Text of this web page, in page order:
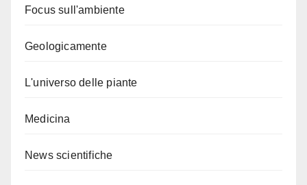
Focus sull'ambiente
Geologicamente
L'universo delle piante
Medicina
News scientifiche